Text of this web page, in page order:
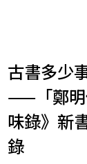
古書多少
——「鄭明
味錄》新
錄